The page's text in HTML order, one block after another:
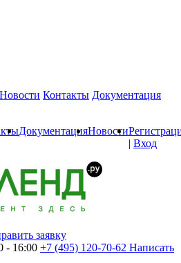
Новости Контакты Документация
ДокументацияНовости
| Вход
заявку
- 16:00 +7 (495) 120-70-62 Написать